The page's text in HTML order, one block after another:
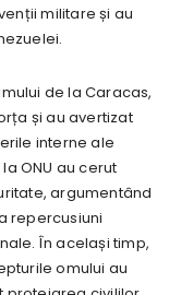
militare și au
de la Caracas,
și au avertizat
interne ale
ONU au cerut
argumentând
repercusiuni
În același timp,
omului au